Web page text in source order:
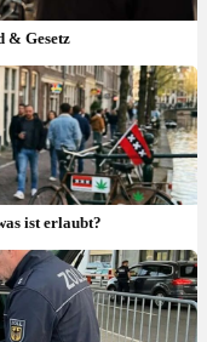
& Gesetz
ist erlaubt?